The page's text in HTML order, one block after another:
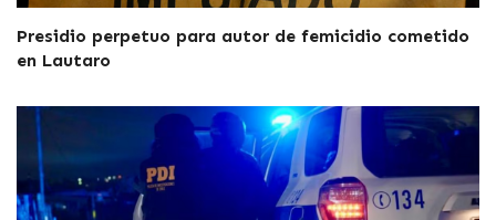
Presidio perpetuo para autor de femicidio cometido
en Lautaro